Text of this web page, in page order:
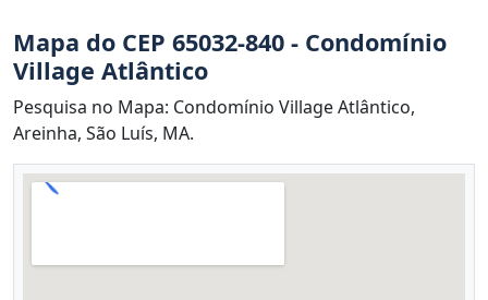
Mapa do CEP 65032-840 - Condomínio
Village Atlântico
Pesquisa no Mapa: Condomínio Village Atlântico,
Areinha, São Luís, MA.